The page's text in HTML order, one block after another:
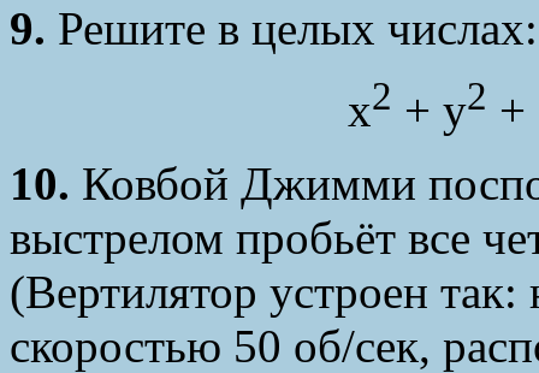
9. Решите в целых числах:
x2 + y2 +
10. Ковбой Джимми
выстрелом пробьёт все
(Вертилятор устроен
скоростью 50 об/сек,